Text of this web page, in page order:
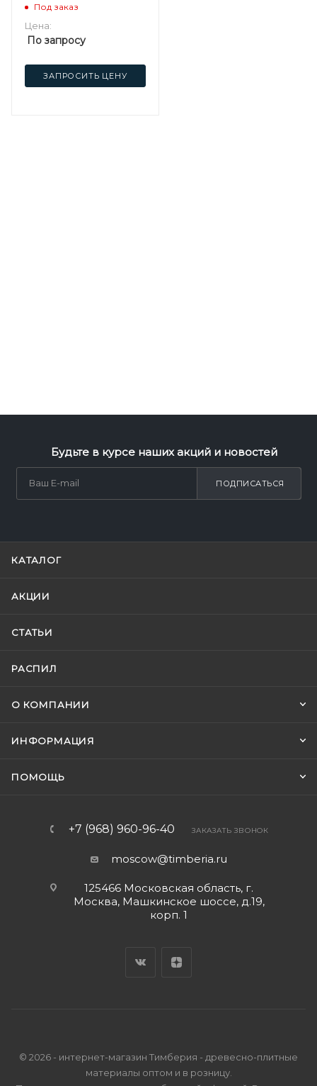
Под заказ
Цена:
По запросу
ЗАПРОСИТЬ ЦЕНУ
Будьте в курсе наших акций и новостей
ПОДПИСАТЬСЯ
КАТАЛОГ
АКЦИИ
СТАТЬИ
РАСПИЛ
О КОМПАНИИ
ИНФОРМАЦИЯ
ПОМОЩЬ
+7 (968) 960-96-40 ЗАКАЗАТЬ ЗВОНОК
moscow@timberia.ru
125466 Московская область, г.
Москва, Машкинское шоссе, д.19,
корп. 1
© 2026 - интернет-магазин Тимберия - древесно-плитные
материалы оптом и в розницу.